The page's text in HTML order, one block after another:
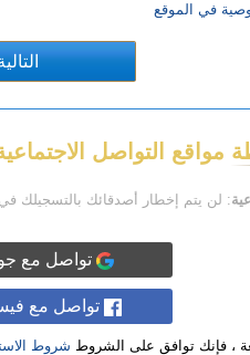
في الموقع
مواقع التواصل
: لن يتم إخطار أصدقائك بالتسجيلك
تواصل مع
تواصل مع
، فإنك توافق على الشروط شروط